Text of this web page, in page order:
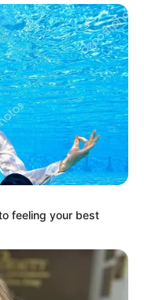
feeling your best